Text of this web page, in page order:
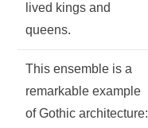
lived kings and
queens.
This ensemble is a
remarkable example
of Gothic architecture: